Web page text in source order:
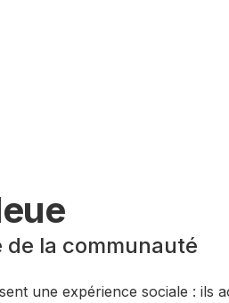
la communauté
une expérience sociale : ils